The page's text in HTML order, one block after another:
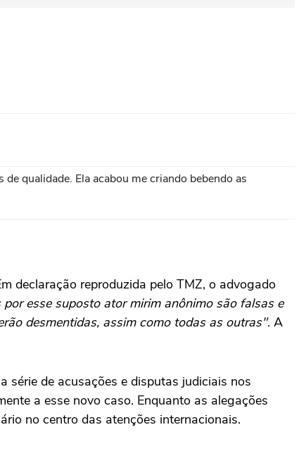
qualidade. Ela acabou me criando bebendo as
declaração reproduzida pelo TMZ, o advogado
esse suposto ator mirim anônimo são falsas e
desmentidas, assim como todas as outras". A
série de acusações e disputas judiciais nos
a esse novo caso. Enquanto as alegações
no centro das atenções internacionais.